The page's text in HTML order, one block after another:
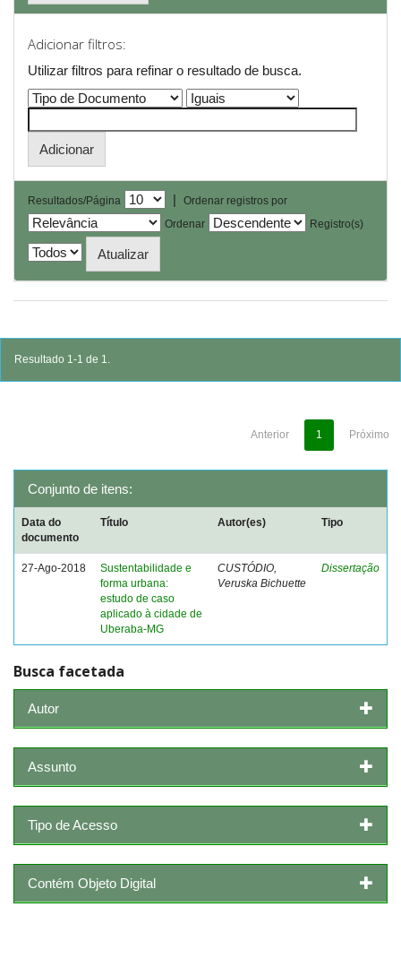
Adicionar filtros:
Utilizar filtros para refinar o resultado de busca.
Resultados/Página |
Ordenar registros por
Ordenar
Registro(s)
Resultado 1-1 de 1.
Anterior 1 Próximo
Conjunto de itens:
Data do
documento
Título Autor(es) Tipo
27-Ago-2018
Sustentabilidade e
forma urbana:
estudo de caso
aplicado à cidade de
Uberaba-MG
CUSTÓDIO,
Veruska Bichuette
Dissertação
Busca facetada
Autor
Assunto
Tipo de Acesso
Contém Objeto Digital